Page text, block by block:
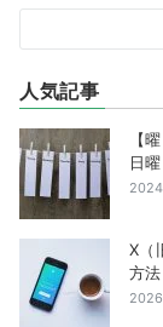
人気記事
【
日
2024
X（
方
2026